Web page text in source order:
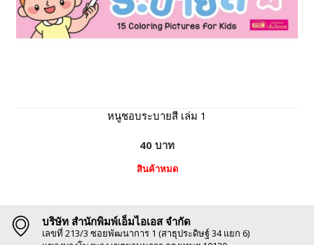
หนูชอบระบายสี เล่ม 1
40 บาท
สินค้าหมด
บริษัท สำนักพิมพ์เอ็มไอเอส จำกัด
เลขที่ 213/3 ซอยพัฒนาการ 1 (สาธุประดิษฐ์ 34 แยก 6)